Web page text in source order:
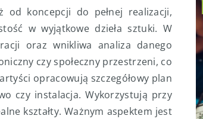
od koncepcji do pełnej realizacji,
w wyjątkowe dzieła sztuki. W
oraz wnikliwa analiza danego
czy społeczny przestrzeni, co
opracowują szczegółowy plan
czy instalacja. Wykorzystują przy
kształty. Ważnym aspektem jest